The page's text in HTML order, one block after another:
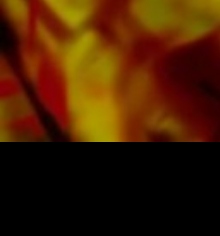
hoogwaardig papier geproduceerd. Het
ietwat gelige notitiepapier biedt een goed
contrast en is prettig voor de ogen in moeilijke
lichtomstandigheden. Levering aan particuliere
klanten wereldwijd is gratis. Bestel nu uw
bladmuziek rechtstreeks bij Obrasso Verlag.